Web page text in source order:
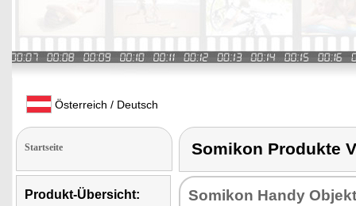
Österreich / Deutsch
Startseite
Produkt-Übersicht:
Somikon Produkte
Somikon Handy